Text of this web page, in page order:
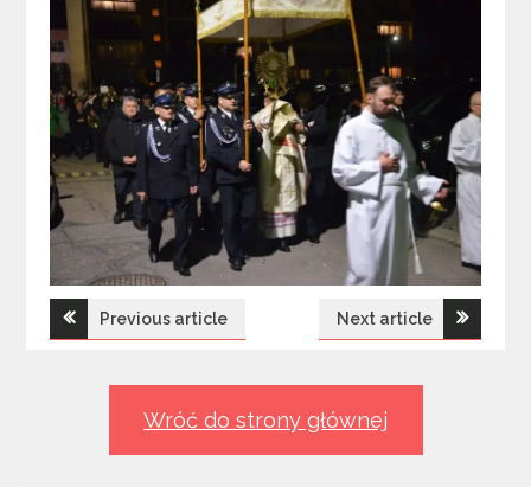
Nawigacja
Previous article Next article
Wróć do strony głównej